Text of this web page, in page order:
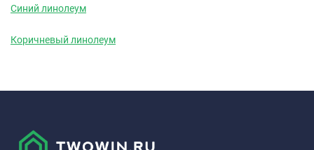
Синий линолеум
Коричневый линолеум